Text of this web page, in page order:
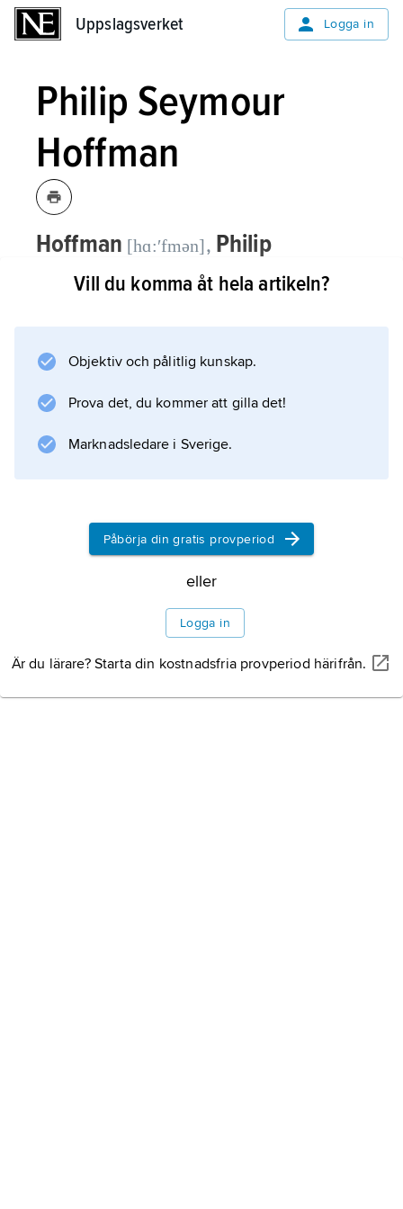
Uppslagsverket Logga in
Philip Seymour
Hoffman
Hoffman [hɑ:ʹfmən], Philip
Seymour, 1967–2014, amerikansk
filmroll i ”En kvinnas doft” (1992). Därefter
blev han en flitigt använd skådespelare i
framför allt färgstarka biroller, omväxlande i
storfilmer och i lågbudgetproduktioner.
Information om artikeln
Vill du komma åt hela artikeln?
Objektiv och pålitlig kunskap.
Prova det, du kommer att gilla det!
Marknadsledare i Sverige.
Påbörja din gratis provperiod
eller
Logga in
Är du lärare? Starta din kostnadsfria provperiod härifrån.